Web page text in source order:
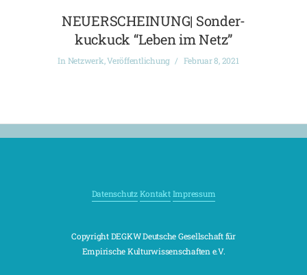
NEUERSCHEINUNG| Sonder-
kuckuck “Leben im Netz”
In Netzwerk,Veröffentlichung Februar 8, 2021
DatenschutzKontaktImpressum
Copyright DEGKW Deutsche Gesellschaft für
Empirische Kulturwissenschaften e.V.